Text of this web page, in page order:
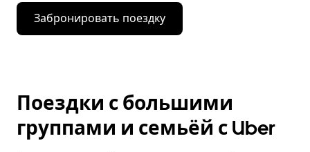
Забронировать поездку
Поездки с большими
группами и семьёй с Uber